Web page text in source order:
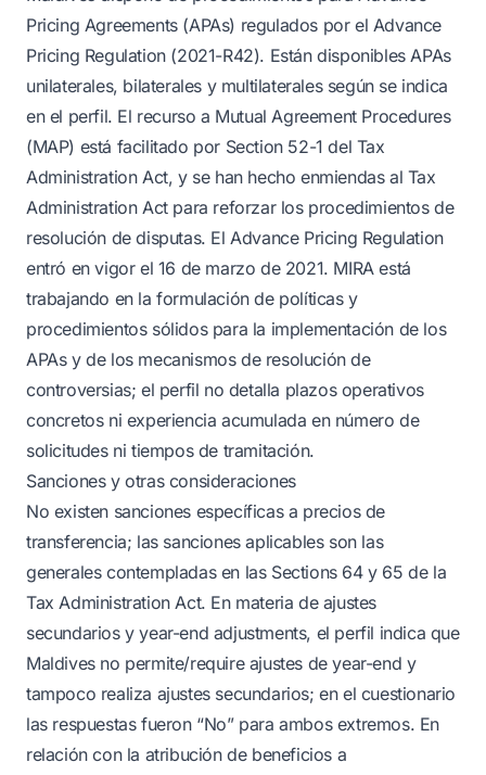
Pricing Agreements (APAs) regulados por el Advance
Pricing Regulation (2021-R42). Están disponibles APAs
unilaterales, bilaterales y multilaterales según se indica
en el perfil. El recurso a Mutual Agreement Procedures
(MAP) está facilitado por Section 52-1 del Tax
Administration Act, y se han hecho enmiendas al Tax
Administration Act para reforzar los procedimientos de
resolución de disputas. El Advance Pricing Regulation
entró en vigor el 16 de marzo de 2021. MIRA está
trabajando en la formulación de políticas y
procedimientos sólidos para la implementación de los
APAs y de los mecanismos de resolución de
controversias; el perfil no detalla plazos operativos
concretos ni experiencia acumulada en número de
solicitudes ni tiempos de tramitación.
Sanciones y otras consideraciones
No existen sanciones específicas a precios de
transferencia; las sanciones aplicables son las
generales contempladas en las Sections 64 y 65 de la
Tax Administration Act. En materia de ajustes
secundarios y year-end adjustments, el perfil indica que
Maldives no permite/require ajustes de year-end y
tampoco realiza ajustes secundarios; en el cuestionario
las respuestas fueron “No” para ambos extremos. En
relación con la atribución de beneficios a